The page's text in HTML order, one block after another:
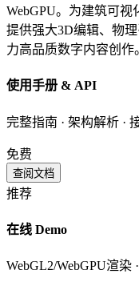
WebGPU。为建筑可
提供强大3D编辑、物
力高品质数字内容创作
使用手册 & API
完整指南 · 架构解析 ·
免费
查阅文档
推荐
在线 Demo
WebGL2/WebGPU渲染